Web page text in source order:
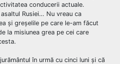
conducerii actuale.
Rusiei… Nu vreau ca
și greșelile pe care le-am făcut
la misiunea grea pe cei care
în urmă cu cinci luni și că